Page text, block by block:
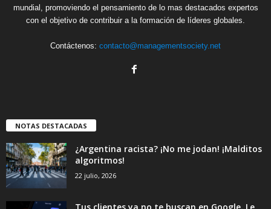
mundial, promoviendo el pensamiento de lo mas destacados expertos
con el objetivo de contribuir a la formación de líderes globales.
Contáctenos: contacto@managementsociety.net
NOTAS DESTACADAS
¿Argentina racista? ¡No me jodan! ¡Malditos
algoritmos!
22 julio, 2026